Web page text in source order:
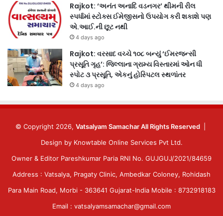
Rajkot: ‘અનંત અનાદિ વડનગર’ થીમની રીલ
સ્પર્ધામાં સ્ટોક્સ ઈમેજીસનો ઉપયોગ કરી શકાશે પણ
એ.આઈ.ની છૂટ નથી
4 days ago
Rajkot: વરસાદ વચ્ચે ૧૦૮ બન્યું ‘ઈમરજન્સી
પ્રસૂતિ ગૃહ’: જિલ્લાના ગ્રામ્ય વિસ્તારમાં ઓન ધી
સ્પોટ ૩ પ્રસૂતિ, એકનું હોસ્પિટલ સ્થળાંતર
4 days ago
© Copyright 2026, Vatsalyam Samachar All Rights Reserved
Design by Knowtable Online Services Pvt Ltd.
Owner & Editor Pareshkumar Paria RNI No. GUJGUJ/2021/84659
Address : Vatsalya, Pragaty Clinic, Ambedkar Coloney, Rohidash
Para Main Road, Morbi - 363641 Gujarat-India Mobile : 8732918183
Email : vatsalyamsamachar@gmail.com